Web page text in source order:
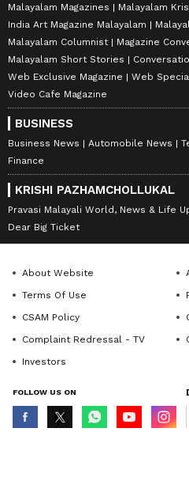
Malayalam Magazines
Malayalam
India Art Magazine Malayalam
Malayalam Columnist
Magazine
Malayalam Short Stories
Web Exclusive Magazine
Web
Video Cafe Magazine
BUSINESS
Business News Automobile News
Finance
KRISHI PAZHAMCHOLLUKAL
Pravasi Malayali World, News & Life
Dear Big Ticket
About Website
Terms Of Use
CSAM Policy
Complaint Redressal - TV
Investors
FOLLOW US ON